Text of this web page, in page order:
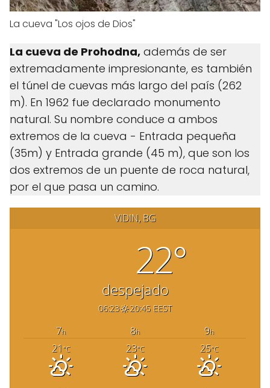
La cueva "Los ojos de Dios"
La cueva de Prohodna, además de ser
extremadamente impresionante, es también
el túnel de cuevas más largo del país (262
m). En 1962 fue declarado monumento
natural. Su nombre conduce a ambos
extremos de la cueva - Entrada pequeña
(35m) y Entrada grande (45 m), que son los
dos extremos de un puente de roca natural,
por el que pasa un camino.
VIDIN, BG
22°
despejado
06:23 20:45 EEST
7h 8h 9h
21°C 23°C 25°C